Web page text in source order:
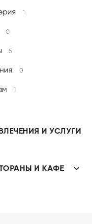
1
0
5
0
1
И УСЛУГИ
И КАФЕ